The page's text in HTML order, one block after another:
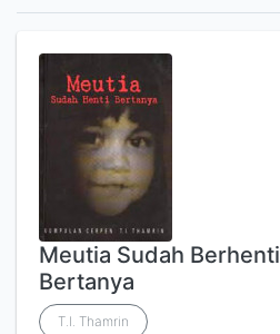
Meutia Sudah Berhenti
Bertanya
T.I. Thamrin